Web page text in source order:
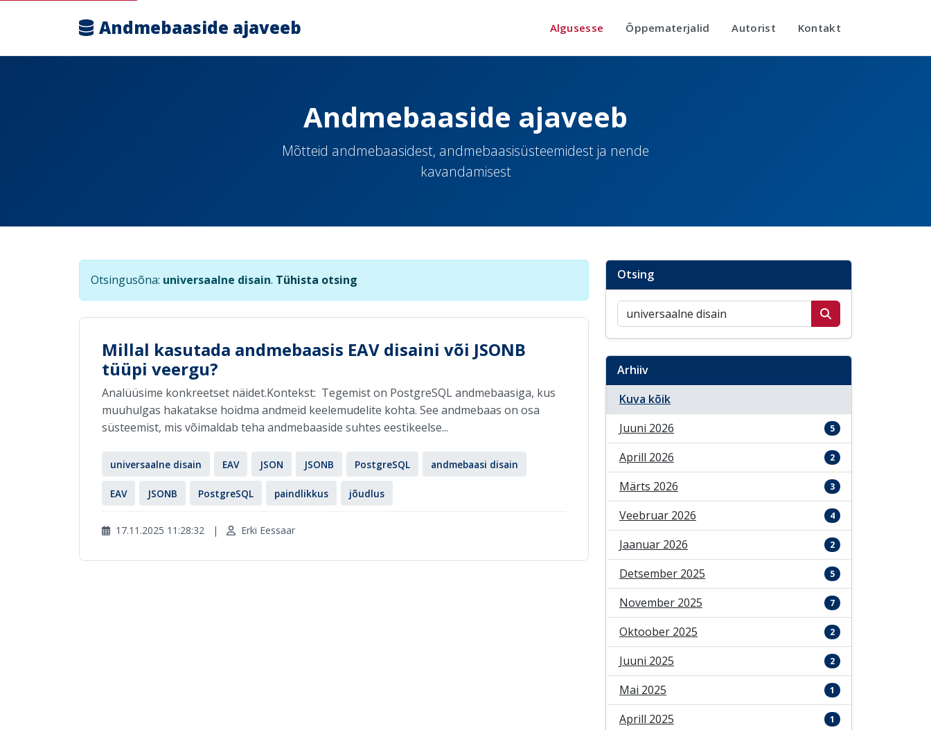
Andmebaaside ajaveeb Algusesse Õppematerjalid Autorist Kontakt
Andmebaaside ajaveeb
Mõtteid andmebaasidest, andmebaasisüsteemidest ja nende
kavandamisest
Otsingusõna: universaalne disain. Tühista otsing
Millal kasutada andmebaasis EAV disaini või JSONB
tüüpi veergu?
Analüüsime konkreetset näidet.Kontekst: Tegemist on PostgreSQL andmebaasiga, kus
muuhulgas hakatakse hoidma andmeid keelemudelite kohta. See andmebaas on osa
süsteemist, mis võimaldab teha andmebaaside suhtes eestikeelse...
universaalne disain EAV JSON JSONB PostgreSQL andmebaasi disain
EAV JSONB PostgreSQL paindlikkus jõudlus
17.11.2025 11:28:32 | Erki Eessaar
Otsing
Otsi postitusi
Arhiiv
Kuva kõik
Juuni 2026
5
Aprill 2026 2
Märts 2026 3
Veebruar 2026 4
Jaanuar 2026 2
Detsember 2025 5
November 2025 7
Oktoober 2025 2
Juuni 2025 2
Mai 2025 1
Aprill 2025 1